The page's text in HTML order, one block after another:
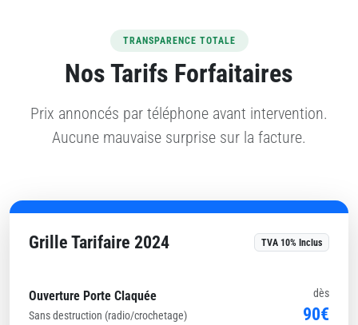
TRANSPARENCE TOTALE
Nos Tarifs Forfaitaires
Prix annoncés par téléphone avant intervention.
Aucune mauvaise surprise sur la facture.
Grille Tarifaire 2024 TVA 10% Inclus
Ouverture Porte Claquée
Sans destruction (radio/crochetage)
dès
90€